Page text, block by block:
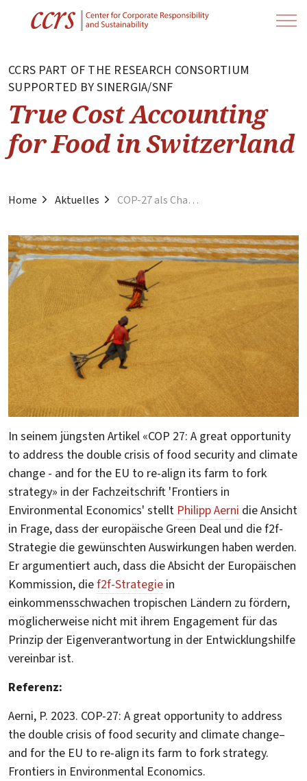
CCRS PART OF THE RESEARCH CONSORTIUM
SUPPORTED BY SINERGIA/SNF
True Cost Accounting
for Food in Switzerland
Home Aktuelles COP-27 als Chance
In seinem jüngsten Artikel «COP 27: A great opportunity
to address the double crisis of food security and climate
change - and for the EU to re-align its farm to fork
strategy» in der Fachzeitschrift 'Frontiers in
Environmental Economics' stellt Philipp Aerni die Ansicht
in Frage, dass der europäische Green Deal und die f2f-
Strategie die gewünschten Auswirkungen haben werden.
Er argumentiert auch, dass die Absicht der Europäischen
Kommission, dief2f-Strategie in
einkommensschwachen tropischen Ländern zu fördern,
möglicherweise nicht mit ihrem Engagement für das
Prinzip der Eigenverantwortung in der Entwicklungshilfe
vereinbar ist.
Referenz:
Aerni, P. 2023. COP-27: A great opportunity to address
the double crisis of food security and climate change–
and for the EU to re-align its farm to fork strategy.
Frontiers in Environmental Economics.